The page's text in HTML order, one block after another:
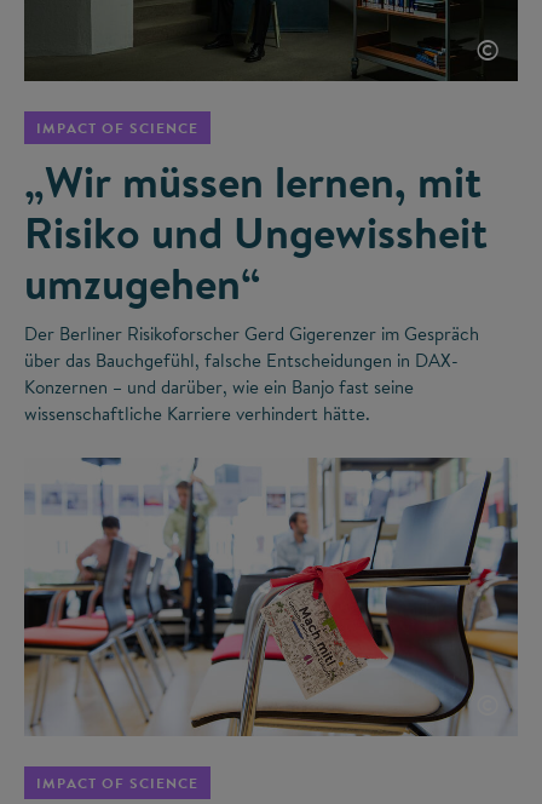
©
IMPACT OF SCIENCE
„Wir müssen lernen, mit
Risiko und Ungewissheit
umzugehen“
Der Berliner Risikoforscher Gerd Gigerenzer im Gespräch
über das Bauchgefühl, falsche Entscheidungen in DAX-
Konzernen – und darüber, wie ein Banjo fast seine
wissenschaftliche Karriere verhindert hätte.
IMPACT OF SCIENCE